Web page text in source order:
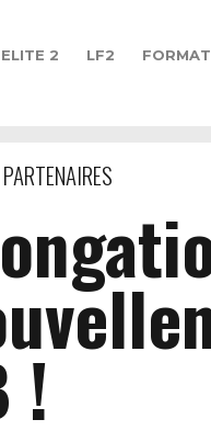
ELITE 2 LF2
PARTENAIRES
!